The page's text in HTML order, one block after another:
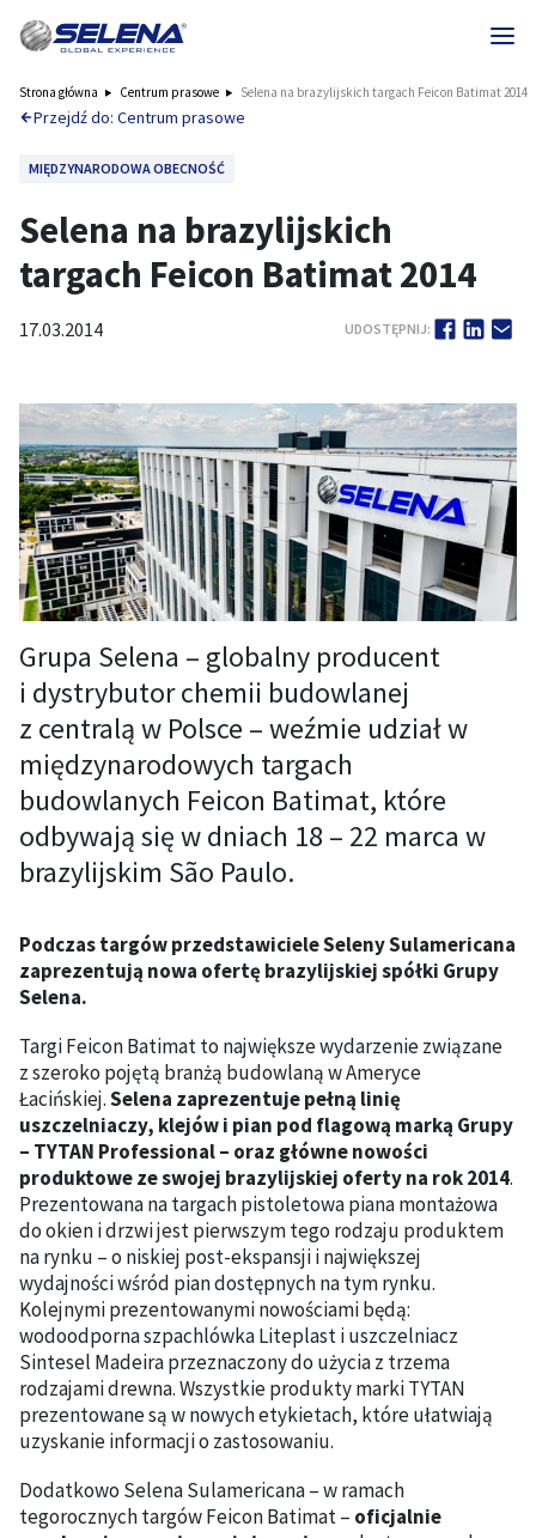
Strona główna Centrum prasowe Selena na brazylijskich targach Feicon Batimat 2014
Przejdź do: Centrum prasowe
MIĘDZYNARODOWA OBECNOŚĆ
Selena na brazylijskich
targach Feicon Batimat 2014
17.03.2014 UDOSTĘPNIJ:
Grupa Selena – globalny producent
i dystrybutor chemii budowlanej
z centralą w Polsce – weźmie udział w
międzynarodowych targach
budowlanych Feicon Batimat, które
odbywają się w dniach 18 – 22 marca w
brazylijskim São Paulo.
Podczas targów przedstawiciele Seleny Sulamericana
zaprezentują nowa ofertę brazylijskiej spółki Grupy
Selena.
Targi Feicon Batimat to największe wydarzenie związane
z szeroko pojętą branżą budowlaną w Ameryce
Łacińskiej.Selena zaprezentuje pełną linię
uszczelniaczy, klejów i pian pod flagową marką Grupy
– TYTAN Professional – oraz główne nowości
produktowe ze swojej brazylijskiej oferty na rok 2014.
Prezentowana na targach pistoletowa piana montażowa
do okien i drzwi jest pierwszym tego rodzaju produktem
na rynku – o niskiej post-ekspansji i największej
wydajności wśród pian dostępnych na tym rynku.
Kolejnymi prezentowanymi nowościami będą:
wodoodporna szpachlówka Liteplast i uszczelniacz
Sintesel Madeira przeznaczony do użycia z trzema
rodzajami drewna. Wszystkie produkty marki TYTAN
prezentowane są w nowych etykietach, które ułatwiają
uzyskanie informacji o zastosowaniu.
Dodatkowo Selena Sulamericana – w ramach
tegorocznych targów Feicon Batimat – oficjalnie